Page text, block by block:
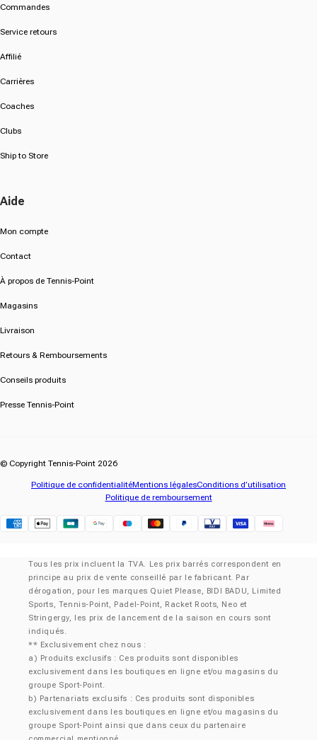
Commandes
Service retours
Affilié
Carrières
Coaches
Clubs
Ship to Store
Aide
Mon compte
Contact
À propos de Tennis-Point
Magasins
Livraison
Retours & Remboursements
Conseils produits
Presse Tennis-Point
© Copyright Tennis-Point 2026
Politique de confidentialitéMentions légalesConditions d’utilisation
Politique de remboursement
Tous les prix incluent la TVA. Les prix barrés correspondent en
principe au prix de vente conseillé par le fabricant. Par
dérogation, pour les marques Quiet Please, BIDI BADU, Limited
Sports, Tennis-Point, Padel-Point, Racket Roots, Neo et
Stringergy, les prix de lancement de la saison en cours sont
indiqués.
** Exclusivement chez nous :
a) Produits exclusifs : Ces produits sont disponibles
exclusivement dans les boutiques en ligne et/ou magasins du
groupe Sport-Point.
b) Partenariats exclusifs : Ces produits sont disponibles
exclusivement dans les boutiques en ligne et/ou magasins du
groupe Sport-Point ainsi que dans ceux du partenaire